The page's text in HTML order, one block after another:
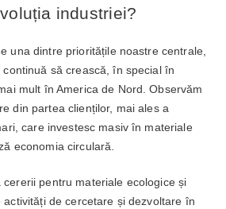
industriei?
una dintre prioritățile noastre centrale,
să crească, în special în
mult în America de Nord. Observăm
din partea clienților, mai ales a
care investesc masiv în materiale
economia circulară.
pentru materiale ecologice și
de cercetare și dezvoltare în